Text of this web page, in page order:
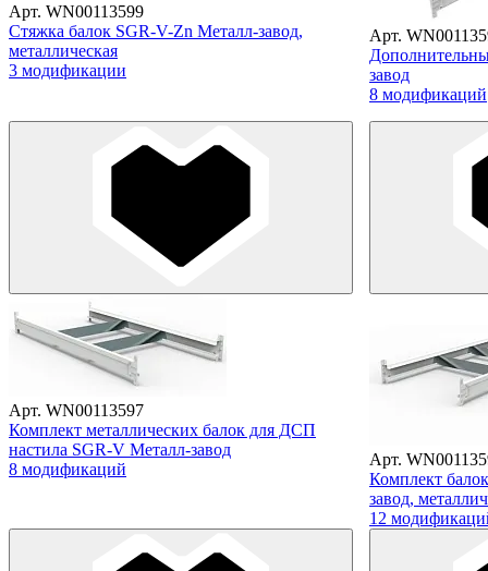
Арт. WN00113599
Стяжка балок SGR-V-Zn Металл-завод,
металлическая
3 модификации
Арт.
завод
8 модификаций
Арт. WN00113597
Комплект металлических балок для ДСП
настила SGR-V Металл-завод
8 модификаций
Арт.
Комплект
завод,
12